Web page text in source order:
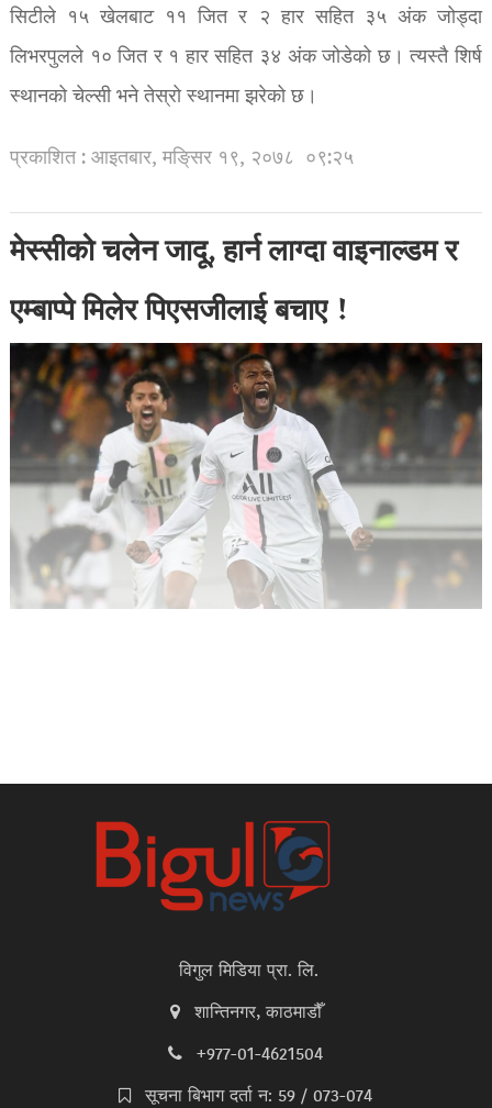
सिटीले १५ खेलबाट ११ जित र २ हार सहित ३५ अंक जोड्दा
लिभरपुलले १० जित र १ हार सहित ३४ अंक जोडेको छ। त्यस्तै शिर्ष
स्थानको चेल्सी भने तेस्रो स्थानमा झरेको छ।
प्रकाशित : आइतबार, मङि्सर १९, २०७८ ०९:२५
मेस्सीको चलेन जादू, हार्न लाग्दा वाइनाल्डम र
एम्बाप्पे मिलेर पिएसजीलाई बचाए !
विगुल मिडिया प्रा. लि.
शान्तिनगर, काठमाडौँ
+977-01-4621504
सूचना बिभाग दर्ता न: 59 / 073-074